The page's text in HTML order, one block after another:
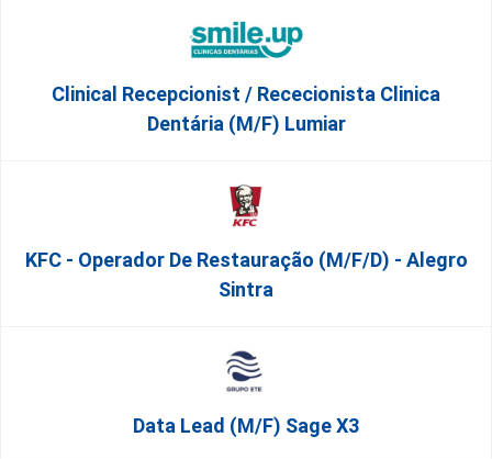
Clinical Recepcionist / Rececionista Clinica
Dentária (M/F) Lumiar
KFC - Operador De Restauração (m/f/d) - Alegro
Sintra
Data Lead (m/f) Sage X3